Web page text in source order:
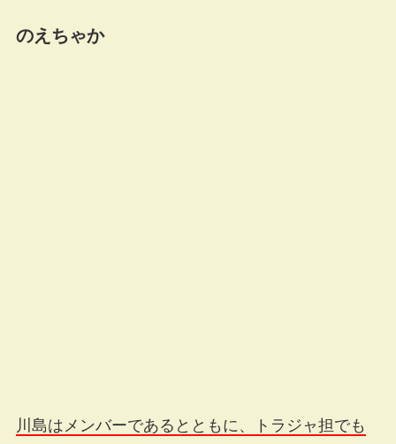
のえちゃか
川島はメンバーであるとともに、トラジャ担でも